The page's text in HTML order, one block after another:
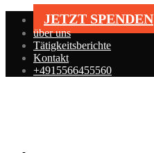
JETZT SPENDEN
über uns
Tätigkeitsberichte
Kontakt
+4915566455560